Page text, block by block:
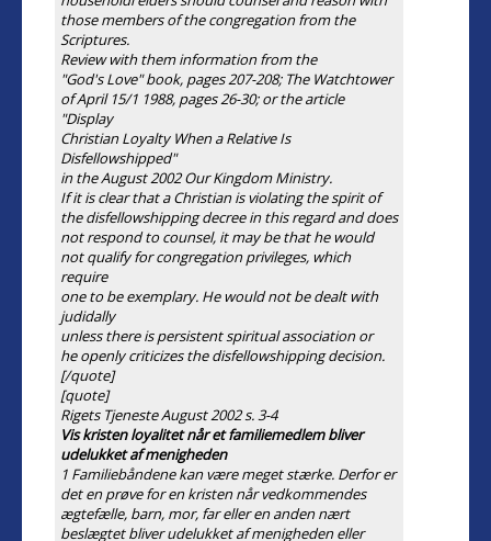
those members of the congregation from the
Scriptures.
Review with them information from the
"God's Love" book, pages 207-208; The Watchtower
of April 15/1 1988, pages 26-30; or the article
"Display
Christian Loyalty When a Relative Is
Disfellowshipped"
in the August 2002 Our Kingdom Ministry.
If it is clear that a Christian is violating the spirit of
the disfellowshipping decree in this regard and does
not respond to counsel, it may be that he would
not qualify for congregation privileges, which
require
one to be exemplary. He would not be dealt with
judidally
unless there is persistent spiritual association or
he openly criticizes the disfellowshipping decision.
[/quote]
[quote]
Rigets Tjeneste August 2002 s. 3-4
Vis kristen loyalitet når et familiemedlem bliver
udelukket af menigheden
1 Familiebåndene kan være meget stærke. Derfor er
det en prøve for en kristen når vedkommendes
ægtefælle, barn, mor, far eller en anden nært
beslægtet bliver udelukket af menigheden eller